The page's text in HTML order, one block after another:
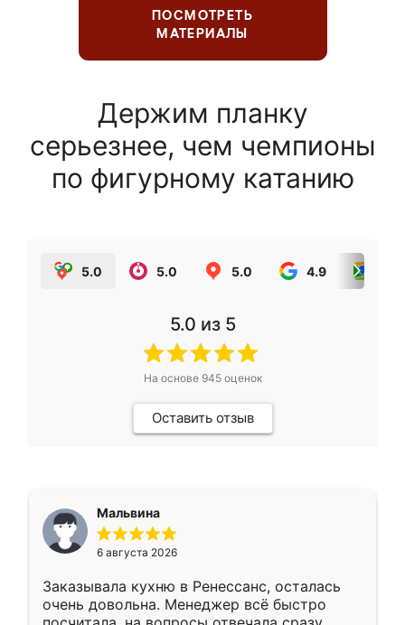
ПОСМОТРЕТЬ
МАТЕРИАЛЫ
Держим планку
серьезнее, чем чемпионы
по фигурному катанию
5.0 5.0 5.0 4.9
5.0 из 5
На основе 945оценок
Оставить отзыв
Мальвина
6 августа 2026
Заказывала кухню в Ренессанс, осталась
очень довольна. Менеджер всё быстро